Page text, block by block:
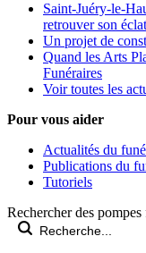
Saint-Juéry-le-
retrouver son éclat
Un projet de
Quand les Arts
Funéraires
Voir toutes les
Pour vous aider
Actualités du
Publications du
Tutoriels
Rechercher des